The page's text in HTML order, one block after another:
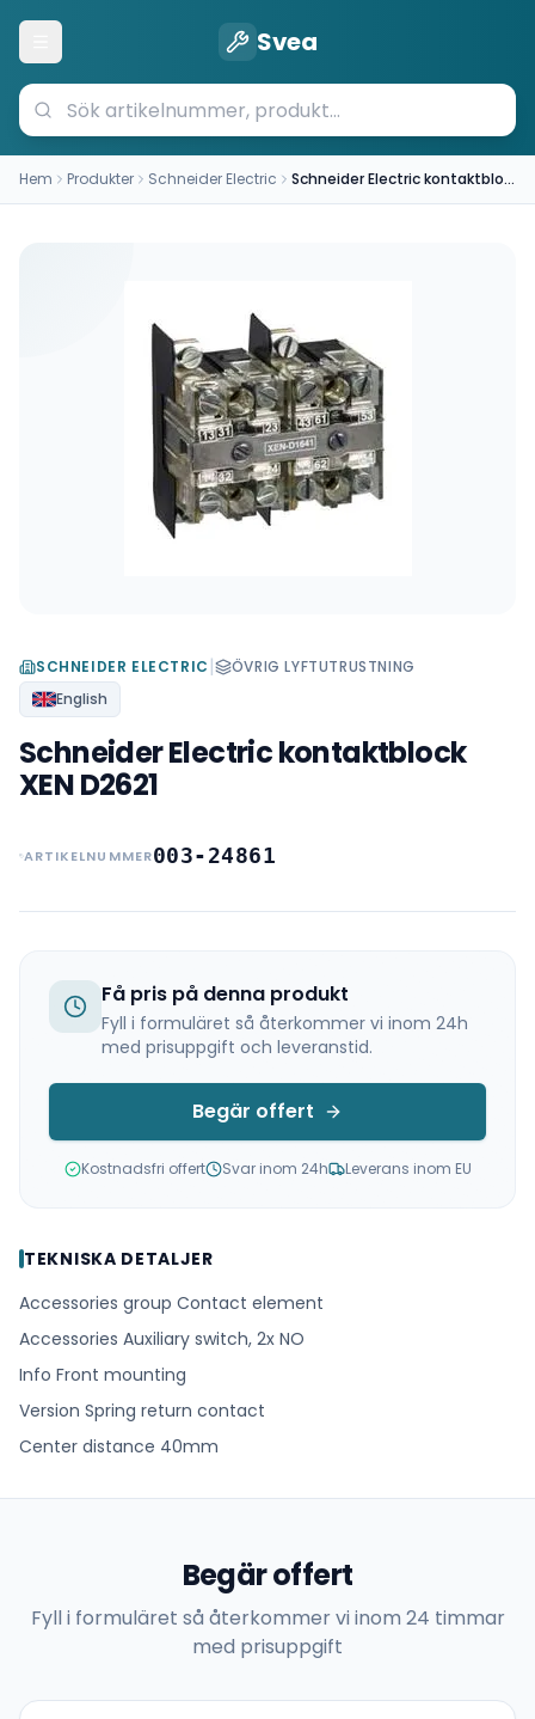
Öppna meny Svea
Hem Produkter Schneider Electric Schneider Electric kontaktblock XEN D2621
SCHNEIDER ELECTRIC |
ÖVRIG LYFTUTRUSTNING
English
Schneider Electric kontaktblock
XEN D2621
ARTIKELNUMMER003-24861
Få pris på denna produkt
Fyll i formuläret så återkommer vi inom 24h
med prisuppgift och leveranstid.
Begär offert
Kostnadsfri offert Svar inom 24h Leverans inom EU
TEKNISKA DETALJER
Accessories group Contact element
Accessories Auxiliary switch, 2x NO
Info Front mounting
Version Spring return contact
Center distance 40mm
Begär offert
Fyll i formuläret så återkommer vi inom 24 timmar
med prisuppgift